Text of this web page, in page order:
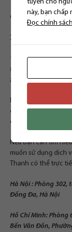
Căn cứ Điều 4 Nghị
Xử lý vi phạm quy
“Cơ quan, tổ chức,
tùy theo mức độ có
xử lý hình sự theo
chức, cá nhân có
định.
Nếu bạn cần tìm
muốn sử dụng dịch
Thanh có thể trực
Hà Nội : Phòng 302,
Đống Đa, Hà Nội
Hồ Chí Minh: Phòng
Bến Vân Đồn,
tuyến cho
này, bạn chấp
Đọc chính